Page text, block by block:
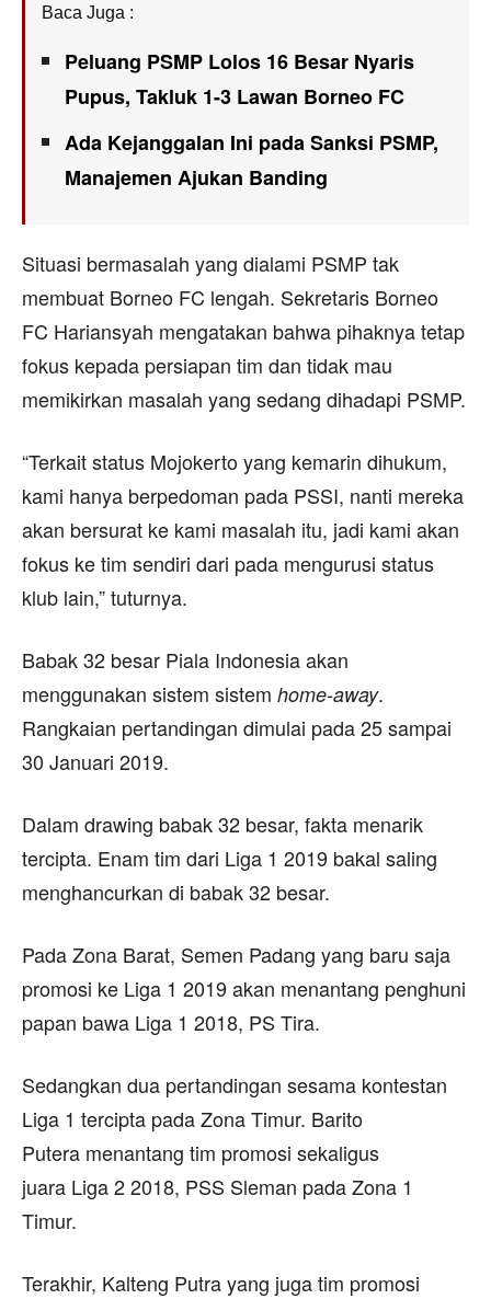
Baca Juga :
Peluang PSMP Lolos 16 Besar Nyaris
Pupus, Takluk 1-3 Lawan Borneo FC
Ada Kejanggalan Ini pada Sanksi PSMP,
Manajemen Ajukan Banding
Situasi bermasalah yang dialami PSMP tak
membuat Borneo FC lengah. Sekretaris Borneo
FC Hariansyah mengatakan bahwa pihaknya tetap
fokus kepada persiapan tim dan tidak mau
memikirkan masalah yang sedang dihadapi PSMP.
“Terkait status Mojokerto yang kemarin dihukum,
kami hanya berpedoman pada PSSI, nanti mereka
akan bersurat ke kami masalah itu, jadi kami akan
fokus ke tim sendiri dari pada mengurusi status
klub lain,” tuturnya.
Babak 32 besar Piala Indonesia akan
menggunakan sistem sistem home-away.
Rangkaian pertandingan dimulai pada 25 sampai
30 Januari 2019.
Dalam drawing babak 32 besar, fakta menarik
tercipta. Enam tim dari Liga 1 2019 bakal saling
menghancurkan di babak 32 besar.
Pada Zona Barat, Semen Padang yang baru saja
promosi ke Liga 1 2019 akan menantang penghuni
papan bawa Liga 1 2018, PS Tira.
Sedangkan dua pertandingan sesama kontestan
Liga 1 tercipta pada Zona Timur. Barito
Putera menantang tim promosi sekaligus
juara Liga 2 2018, PSS Sleman pada Zona 1
Timur.
Terakhir, Kalteng Putra yang juga tim promosi